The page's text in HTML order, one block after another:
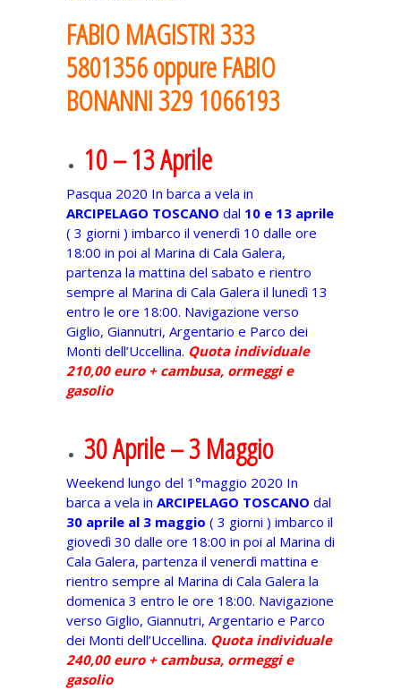
FABIO MAGISTRI 333
5801356 oppure FABIO
BONANNI 329 1066193
10 – 13 Aprile
Pasqua 2020 In barca a vela in
ARCIPELAGO TOSCANO dal 10 e 13 aprile
( 3 giorni ) imbarco il venerdì 10 dalle ore
18:00 in poi al Marina di Cala Galera,
partenza la mattina del sabato e rientro
sempre al Marina di Cala Galera il lunedì 13
entro le ore 18:00. Navigazione verso
Giglio, Giannutri, Argentario e Parco dei
Monti dell’Uccellina. Quota individuale
210,00 euro + cambusa, ormeggi e
gasolio
30 Aprile – 3 Maggio
Weekend lungo del 1°maggio 2020 In
barca a vela in ARCIPELAGO TOSCANO dal
30 aprile al 3 maggio ( 3 giorni ) imbarco il
giovedì 30 dalle ore 18:00 in poi al Marina di
Cala Galera, partenza il venerdì mattina e
rientro sempre al Marina di Cala Galera la
domenica 3 entro le ore 18:00. Navigazione
verso Giglio, Giannutri, Argentario e Parco
dei Monti dell’Uccellina. Quota individuale
240,00 euro + cambusa, ormeggi e
gasolio